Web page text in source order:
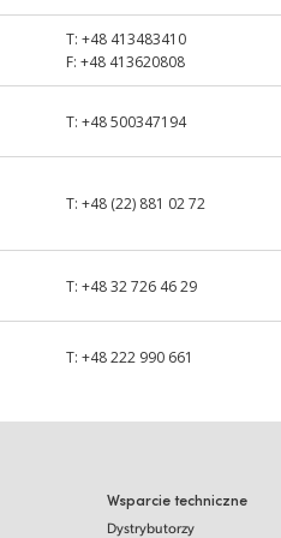
T:+48 413483410
F:+48 413620808
T:+48 500347194
T:+48 (22) 881 02 72
T:+48 32 726 46 29
T:+48 222 990 661
Wsparcie techniczne
Dystrybutorzy